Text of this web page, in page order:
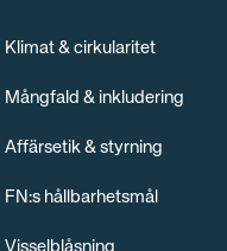
Klimat & cirkularitet
Mångfald & inkludering
Affärsetik & styrning
FN:s hållbarhetsmål
Visselblåsning